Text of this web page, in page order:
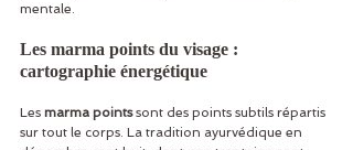
mentale.
Les marma points du visage :
cartographie énergétique
Les marma points sont des points subtils répartis
sur tout le corps. La tradition ayurvédique en